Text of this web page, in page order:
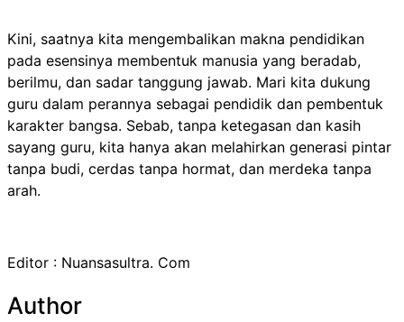
Kini, saatnya kita mengembalikan makna pendidikan
pada esensinya membentuk manusia yang beradab,
berilmu, dan sadar tanggung jawab. Mari kita dukung
guru dalam perannya sebagai pendidik dan pembentuk
karakter bangsa. Sebab, tanpa ketegasan dan kasih
sayang guru, kita hanya akan melahirkan generasi pintar
tanpa budi, cerdas tanpa hormat, dan merdeka tanpa
arah.
Editor : Nuansasultra. Com
Author